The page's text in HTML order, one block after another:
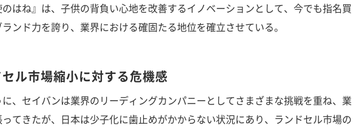
のはね』は、子供の背負い心地を改善するイノベーションとして、今でも指名買
ンド力を誇り、業界における確固たる地位を確立させている。
ル市場縮小に対する危機感
、セイバンは業界のリーディングカンパニーとしてさまざまな挑戦を重ね、業
てきたが、日本は少子化に歯止めがかからない状況にあり、ランドセル市場の